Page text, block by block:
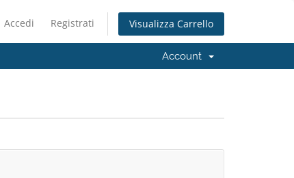
Accedi Registrati Visualizza Carrello
Account